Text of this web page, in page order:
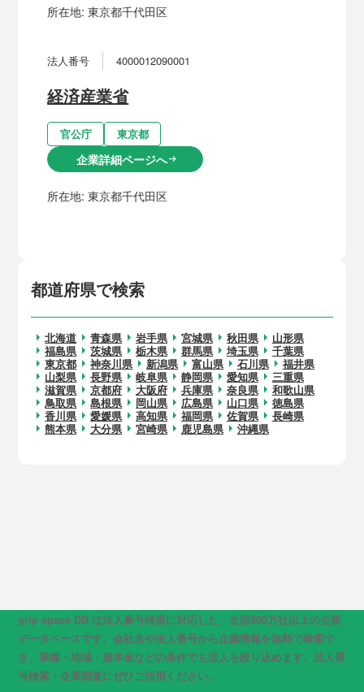
都道府県で検索
北海道 青森県 岩手県 宮城県 秋田県
山形県
福島県
茨城県 栃木県 群馬県 埼玉県
千葉県
東京都
神奈川県 新潟県 富山県 石川県
福井県
山梨県
長野県 岐阜県 静岡県 愛知県
三重県
滋賀県
京都府 大阪府 兵庫県 奈良県
和歌山県
鳥取県
島根県 岡山県 広島県 山口県
徳島県
香川県
愛媛県 高知県 福岡県 佐賀県
長崎県
熊本県
大分県 宮崎県 鹿児島県 沖縄県
所在地:東京都千代田区
法人番号 4000012090001
経済産業省
官公庁 東京都
企業詳細ページへarrow_right_alt
所在地:東京都千代田区
grip space DB は法人番号検索に対応した、全国500万社以上の企業
データベースです。会社名や法人番号から企業情報を無料で検索で
き、業種・地域・資本金などの条件でも法人を絞り込めます。法人番
号検索・企業調査にぜひご活用ください。